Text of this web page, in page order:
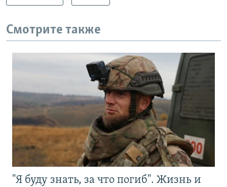
Смотрите также
"Я буду знать, за что погиб". Жизнь и